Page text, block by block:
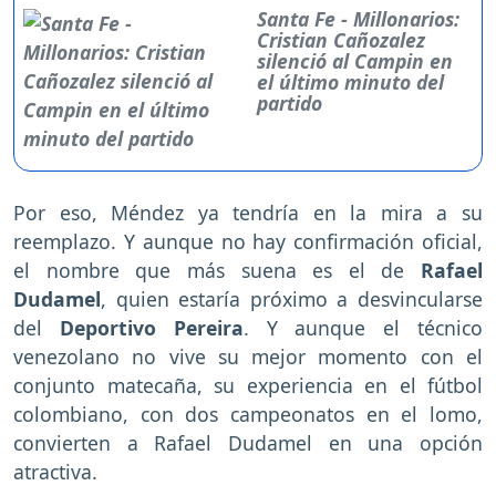
Santa Fe - Millonarios:
Cristian Cañozalez
silenció al Campin en
el último minuto del
partido
Por eso, Méndez ya tendría en la mira a su
reemplazo. Y aunque no hay confirmación oficial,
el nombre que más suena es el de Rafael
Dudamel, quien estaría próximo a desvincularse
del Deportivo Pereira. Y aunque el técnico
venezolano no vive su mejor momento con el
conjunto matecaña, su experiencia en el fútbol
colombiano, con dos campeonatos en el lomo,
convierten a Rafael Dudamel en una opción
atractiva.